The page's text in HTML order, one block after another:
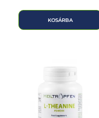
KOSÁRBA